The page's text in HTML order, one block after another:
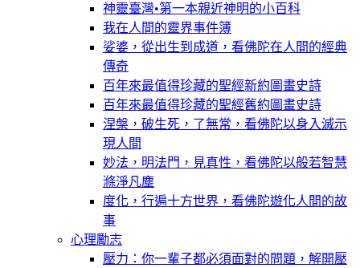
神靈臺灣•第一本親近神明的小百科
我在人間的靈界事件簿
娑婆，從出生到成道，看佛陀在人間的經典
傳奇
百年來最值得珍藏的聖經新約圖畫史詩
百年來最值得珍藏的聖經舊約圖畫史詩
涅槃，破生死，了無常，看佛陀以身入滅示
現人間
妙法，明法門，見真性，看佛陀以般若智慧
滌淨凡塵
度化，行遍十方世界，看佛陀遊化人間的故
事
心理勵志
壓力：你一輩子都必須面對的問題，解開壓